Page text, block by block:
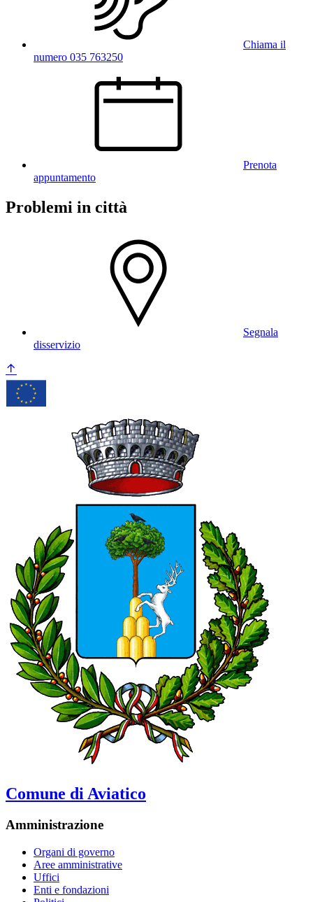
Chiama il
numero 035 763250
Prenota
appuntamento
Problemi in città
Segnala
disservizio
Comune di Aviatico
Amministrazione
Organi di governo
Aree amministrative
Uffici
Enti e fondazioni